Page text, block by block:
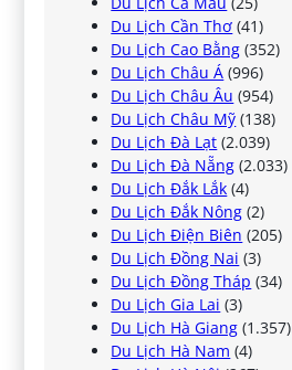
Du Lịch Cần Thơ (41)
Du Lịch Cao Bằng (352)
Du Lịch Châu Á (996)
Du Lịch Châu Âu (954)
Du Lịch Châu Mỹ (138)
Du Lịch Đà Lạt (2.039)
Du Lịch Đà Nẵng (2.033)
Du Lịch Đắk Lắk (4)
Du Lịch Đắk Nông (2)
Du Lịch Điện Biên (205)
Du Lịch Đồng Nai (3)
Du Lịch Đồng Tháp (34)
Du Lịch Gia Lai (3)
Du Lịch Hà Giang (1.357)
Du Lịch Hà Nam (4)